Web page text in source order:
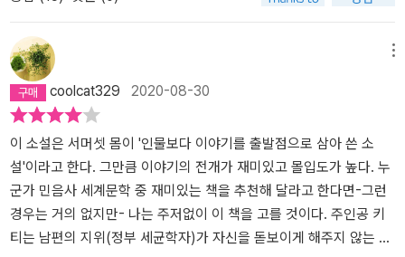
드 베일’이라는 제목으로 세 번씩이나 영화화 되었다. 얼마 전, 배우
나오미 왓츠와 에드워드 노튼 주연의 오래된 영화를 봤다. 영국의 고
풍스러운 풍경과 결혼 후 살게 된 중국의 고즈넉하고 아름다운 자연
풍경이 펼쳐진다. 소설과 영화는 다른 빛깔로 여운을 남긴다. 소설이
주인공의 심리에 주안점을 두었다면, 영화는 주인공의 절제된 감정과
시각적 풍경의 아름다움에 초점을 맞췄다. 대부분 원작보다 영화가
못하지만, 인생의 베일은 소설 읽는 즐거움과 영화 보는 즐거움을 동
시에 충족시킨다. 깊어가는 가을, 깊이 있는 한 권의 고전 소설을 읽고
동명의 영화로 만나는 즐거움을 만끽해도 좋겠다.
남편이 맺는 계약관계의 다름 아닌 것이기 때문이다. 그렇기에 그녀
는 월터가 자신을 몹시 사랑한다는 것을 비웃으며, 그를 충실한 남편
의 역할로만 이용한다. 그러던 어느날, 그녀는 진짜 사랑이라고 여겨
지는 남자를 만나는데, 그가 찰스다. 찰스와의 사랑이 진짜사랑이며,
그것을 위해서 희생하지 못할 것은 없다라고 생각하는 키티는 사랑
앞에 그만큼 순진했다. 찰스는 자기관리에 뛰어난 바람둥이에 지나지
않았으니까. 아내의 부정을 알게된 월터는 그녀를 죽음의 소굴로 데
려가는데, 그 결말은 영국 작가 골드스미스의 시 <미친 개의 죽음에
관한 애가>로 표현된다. 한 남자가 잡종개와 친구가 되었는데, 그 개
가 남자를 물어 사람들은 남자가 죽을거라고 하지만, 정작 죽는 것은
정으로 성장한 여성은 남성의 진실한 모습을, 남성에게서 강인함과
허약함을 모두 갖춘 한 인간을 볼 수 있고, 그럼에도 불구하고 그를 여
전히 사랑하는 여성이 아닐까? - 337쪽
coolcat329 2020-08-30
이 소설은 서머셋 몸이 '인물보다 이야기를 출발점으로 삼아 쓴 소
설'이라고 한다. 그만큼 이야기의 전개가 재미있고 몰입도가 높다. 누
군가 민음사 세계문학 중 재미있는 책을 추천해 달라고 한다면-그런
경우는 거의 없지만- 나는 주저없이 이 책을 고를 것이다. 주인공 키
티는 남편의 지위(정부 세균학자)가 자신을 돋보이게 해주지 않는 현